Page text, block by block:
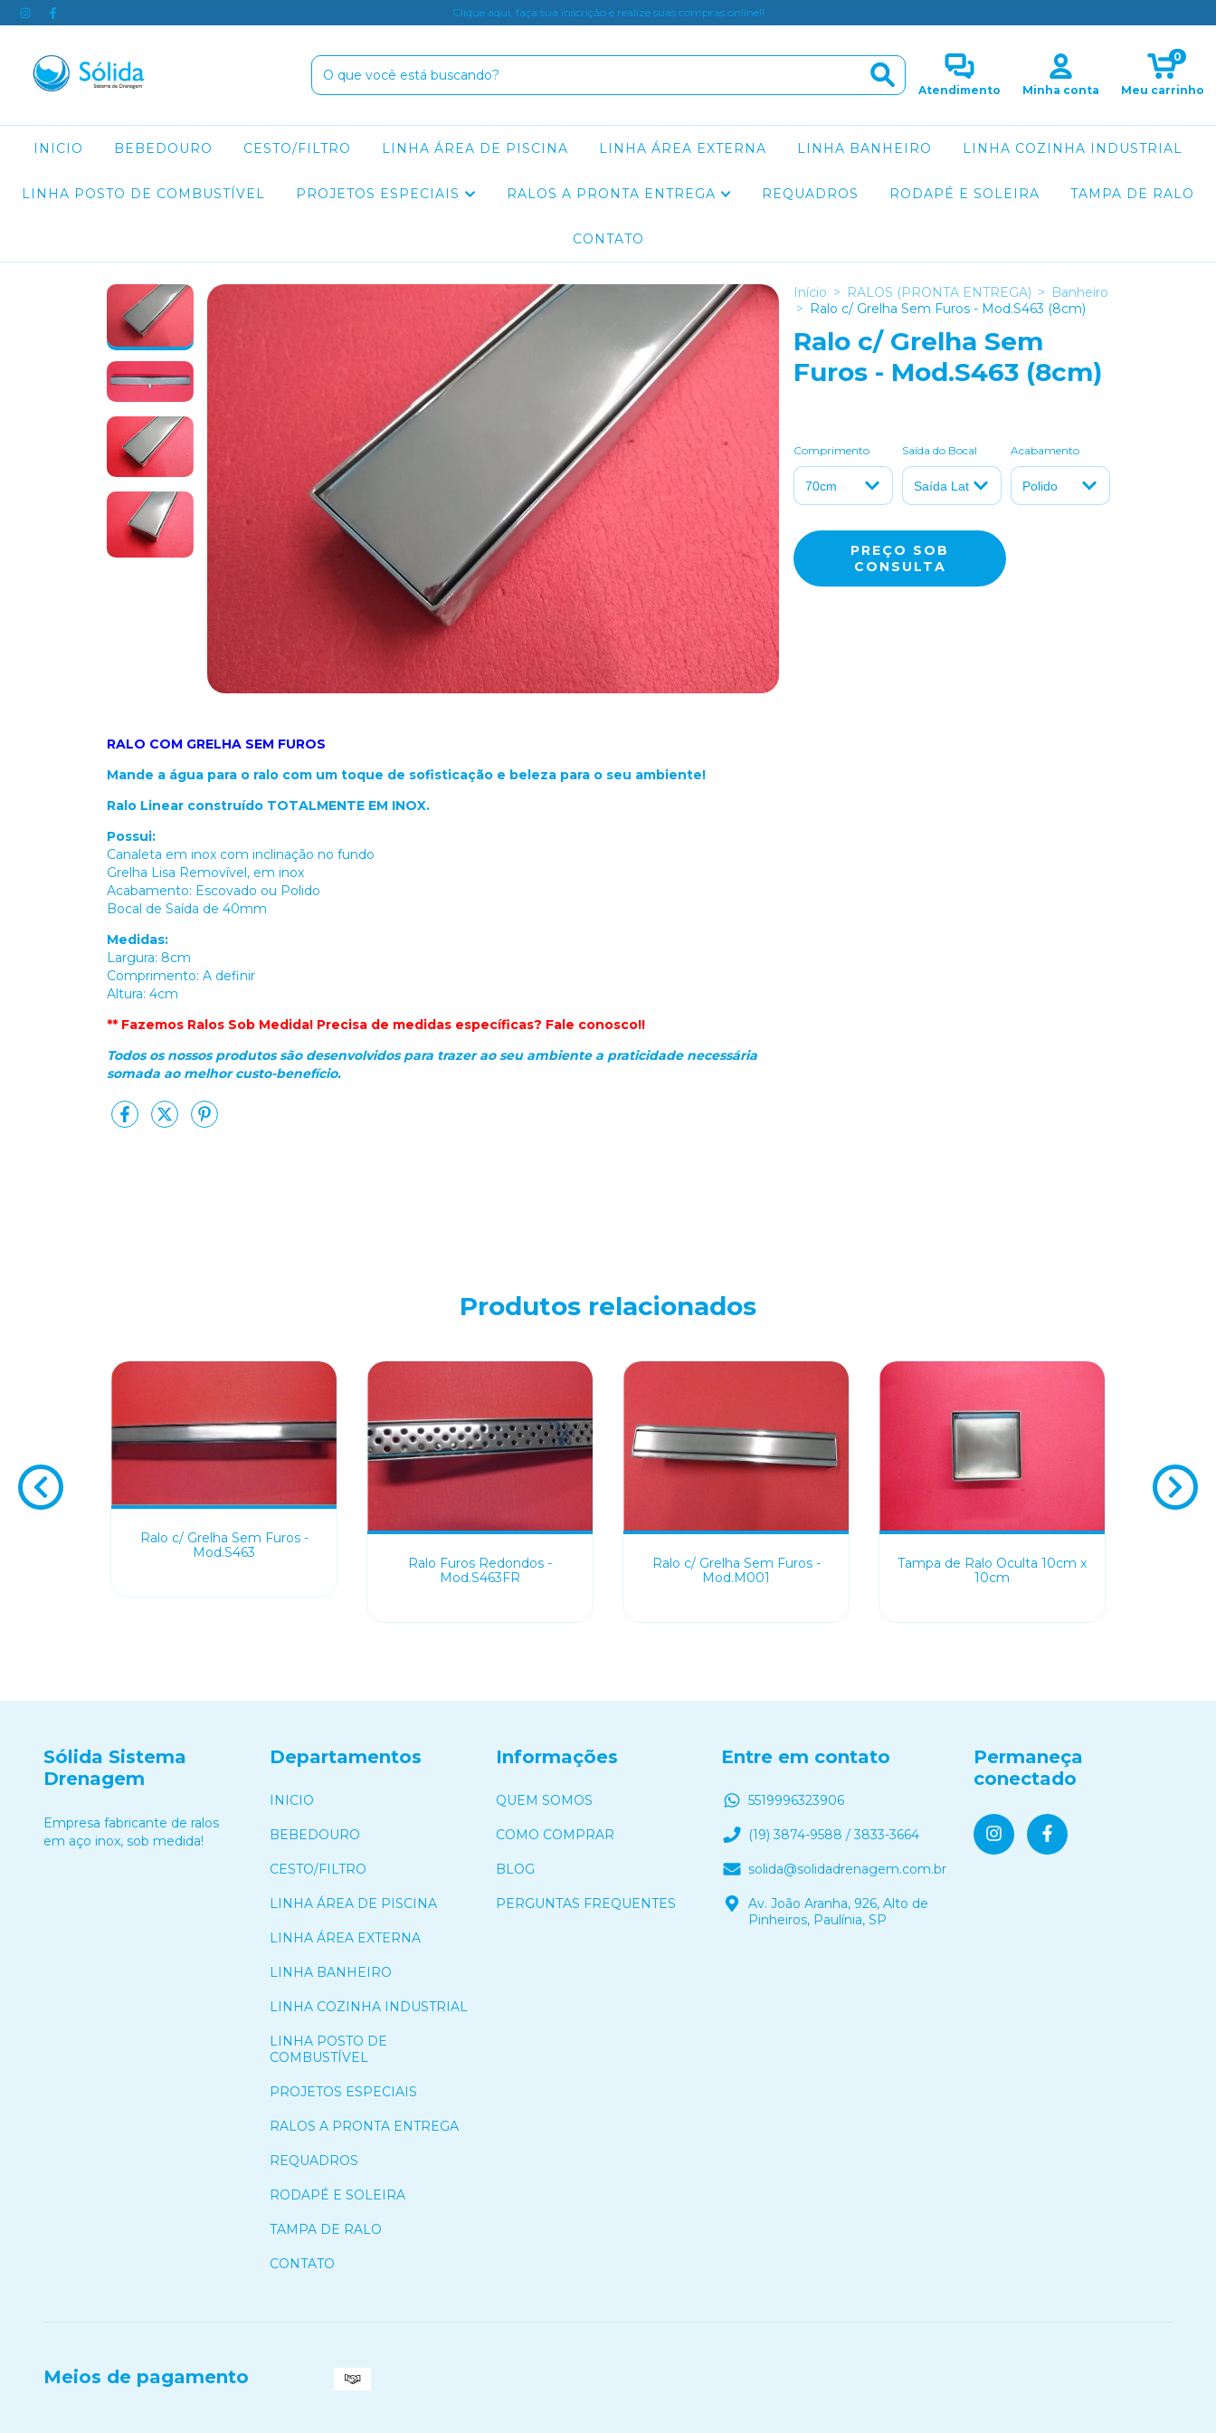
Clique aqui, faça sua inscrição e realize suas compras online!!
Atendimento Minha conta Meu carrinho
0
INICIO BEBEDOURO CESTO/FILTRO LINHA ÁREA DE PISCINA LINHA ÁREA EXTERNA LINHA BANHEIRO LINHA COZINHA INDUSTRIAL
LINHA POSTO DE COMBUSTÍVEL PROJETOS ESPECIAIS RALOS A PRONTA ENTREGA REQUADROS RODAPÉ E SOLEIRA TAMPA DE RALO
CONTATO
RALO COM GRELHA SEM FUROS
Mande a água para o ralo com um toque de sofisticação e beleza para o seu ambiente!
Ralo Linear construído TOTALMENTE EM INOX.
Possui:
Canaleta em inox com inclinação no fundo
Grelha Lisa Removível, em inox
Acabamento: Escovado ou Polido
Bocal de Saída de 40mm
Medidas:
Largura: 8cm
Comprimento: A definir
Altura: 4cm
** Fazemos Ralos Sob Medida! Precisa de medidas específicas? Fale conosco!!
Todos os nossos produtos são desenvolvidos para trazer ao seu ambiente a praticidade necessária
somada ao melhor custo-benefício.
Início > RALOS (PRONTA ENTREGA) > Banheiro
> Ralo c/ Grelha Sem Furos - Mod.S463 (8cm)
Ralo c/ Grelha Sem
Furos - Mod.S463 (8cm)
Comprimento Saída do Bocal Acabamento
Produtos relacionados
Ralo c/ Grelha Sem Furos -
Mod.S463
Ralo Furos Redondos -
Mod.S463FR
Ralo c/ Grelha Sem Furos -
Mod.M001
Tampa de Ralo Oculta 10cm x
10cm
Sólida Sistema
Drenagem
Empresa fabricante de ralos
em aço inox, sob medida!
Departamentos
INICIO
BEBEDOURO
CESTO/FILTRO
LINHA ÁREA DE PISCINA
LINHA ÁREA EXTERNA
LINHA BANHEIRO
LINHA COZINHA INDUSTRIAL
LINHA POSTO DE
COMBUSTÍVEL
PROJETOS ESPECIAIS
RALOS A PRONTA ENTREGA
REQUADROS
RODAPÉ E SOLEIRA
TAMPA DE RALO
CONTATO
Informações
QUEM SOMOS
COMO COMPRAR
BLOG
PERGUNTAS FREQUENTES
Entre em contato
5519996323906
(19) 3874-9588 / 3833-3664
solida@solidadrenagem.com.br
Av. João Aranha, 926, Alto de
Pinheiros, Paulínia, SP
Permaneça
conectado
Meios de pagamento